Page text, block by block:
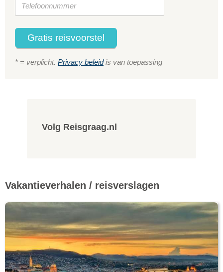
Gratis reisvoorstel
* = verplicht. Privacy beleidis van toepassing
Volg Reisgraag.nl
Vakantieverhalen / reisverslagen